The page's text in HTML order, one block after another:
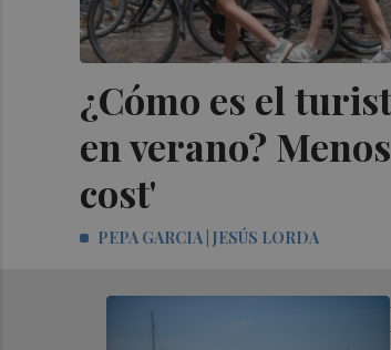
¿Cómo es el
en verano?
cost'
PEPA GARCIA | JESÚS LORDA